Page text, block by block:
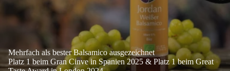
Mehrfach als bester Balsamico ausgezeichnet
Platz 1 beim Gran Cinve in Spanien 2025 & Platz 1 beim Great